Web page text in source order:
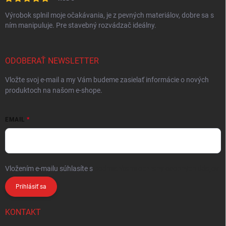
Výrobok splnil moje očakávania, je z pevných materiálov, dobre sa s
ním manipuluje. Pre stavebný rozvádzač ideálny.
ODOBERAŤ NEWSLETTER
Vložte svoj e-mail a my Vám budeme zasielať informácie o nových
produktoch na našom e-shope.
EMAIL
Vložením e-mailu súhlasíte s
Prihlásiť sa
KONTAKT